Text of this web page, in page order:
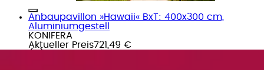
Anbaupavillon »Hawaii« BxT: 400x300 cm,
Aluminiumgestell
KONIFERA
Aktueller Preis721,49 €